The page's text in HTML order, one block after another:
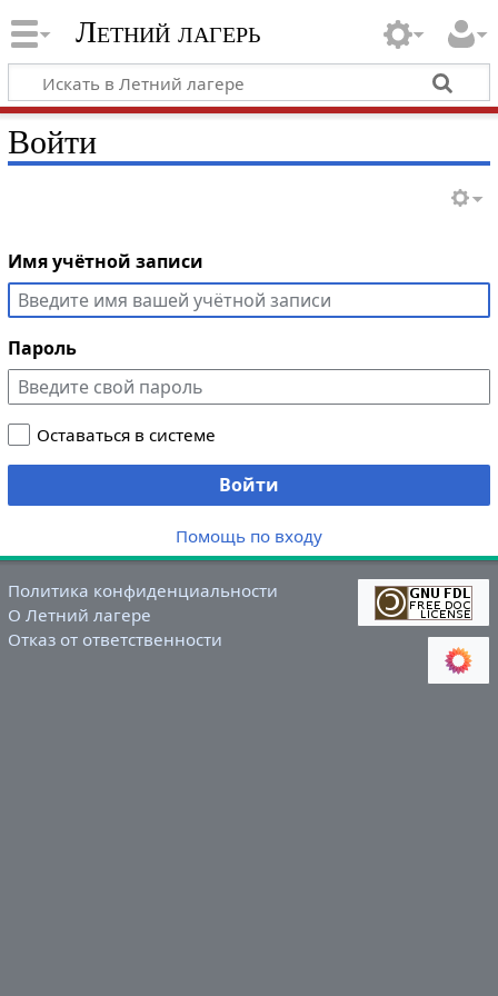
Летний лагерь
Войти
Имя учётной записи
Пароль
Оставаться в системе
Войти
Помощь по входу
Политика конфиденциальности
О Летний лагере
Отказ от ответственности